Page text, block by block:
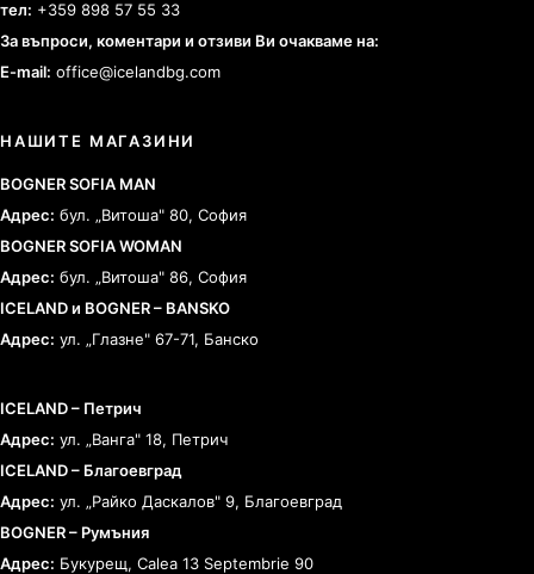
тел: +359 898 57 55 33
За въпроси, коментари и отзиви Ви очакваме на:
E-mail: office@icelandbg.com
НАШИТЕ МАГАЗИНИ
BOGNER SOFIA MAN
Адрес: бул. „Витоша" 80, София
BOGNER SOFIA WOMAN
Адрес: бул. „Витоша" 86, София
ICELAND и BOGNER – BANSKO
Адрес: ул. „Глазне" 67-71, Банско
ICELAND – Петрич
Адрес: ул. „Ванга" 18, Петрич
ICELAND – Благоевград
Адрес: ул. „Райко Даскалов" 9, Благоевград
BOGNER – Румъния
Адрес: Букурещ, Calea 13 Septembrie 90